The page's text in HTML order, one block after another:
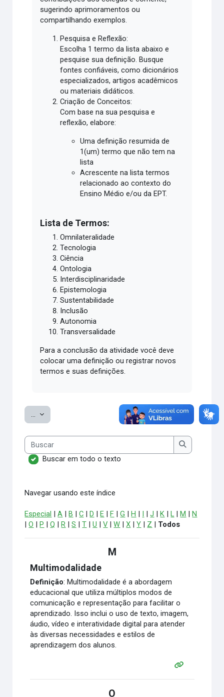
sugerindo aprimoramentos ou
compartilhando exemplos.
Pesquisa e Reflexão:
Escolha 1 termo da lista abaixo e
pesquise sua definição. Busque
fontes confiáveis, como dicionários
especializados, artigos acadêmicos
ou materiais didáticos.
Criação de Conceitos:
Com base na sua pesquisa e
reflexão, elabore:
Uma definição resumida de
1(um) termo que não tem na
lista
Acrescente na lista termos
relacionado ao contexto do
Ensino Médio e/ou da EPT.
Lista de Termos:
Omnilateralidade
Tecnologia
Ciência
Ontologia
Interdisciplinaridade
Epistemologia
Sustentabilidade
Inclusão
Autonomia
Transversalidade
Para a conclusão da atividade você deve
colocar uma definição ou registrar novos
termos e suas definições.
... Exportar itens
Buscar
Buscar
Buscar em todo o texto
Navegar usando este índice
Especial |A B |C D E F |G H |J K L M
N
|O P |Q R |S |T |U |V |W |X |Y Z Todos
M
Multimodalidade
Definição: Multimodalidade é a abordagem
educacional que utiliza múltiplos modos de
comunicação e representação para facilitar o
aprendizado. Isso inclui o uso de texto, imagem,
áudio, vídeo e interatividade digital para atender
às diversas necessidades e estilos de
aprendizagem dos alunos.
O